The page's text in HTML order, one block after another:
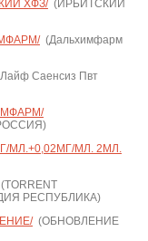
ХФЗ/(ИРБИТСКИЙ
(Дальхимфарм
Саенсиз Пвт
МЛ.+0,02МГ/МЛ. 2МЛ.
РЕСПУБЛИКА)
(ОБНОВЛЕНИЕ